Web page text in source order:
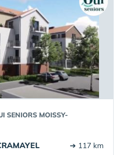
SENIORS MOISSY-
➔ 117 km